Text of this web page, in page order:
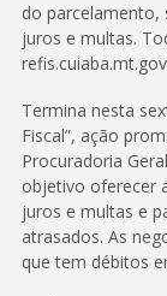
do parcelamento,
juros e multas.
Termina nesta
Fiscal”, ação
Procuradoria
objetivo oferecer
juros e multas e
atrasados. As
que tem débitos